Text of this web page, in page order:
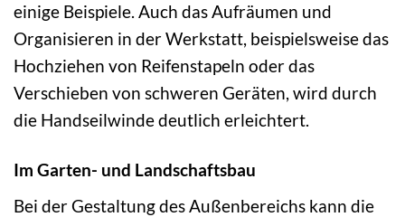
einige Beispiele. Auch das Aufräumen und
Organisieren in der Werkstatt, beispielsweise das
Hochziehen von Reifenstapeln oder das
Verschieben von schweren Geräten, wird durch
die Handseilwinde deutlich erleichtert.
Im Garten- und Landschaftsbau
Bei der Gestaltung des Außenbereichs kann die